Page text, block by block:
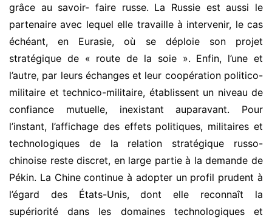
grâce au savoir- faire russe. La Russie est aussi le
partenaire avec lequel elle travaille à intervenir, le cas
échéant, en Eurasie, où se déploie son projet
stratégique de « route de la soie ». Enfin, l’une et
l’autre, par leurs échanges et leur coopération politico-
militaire et technico-militaire, établissent un niveau de
confiance mutuelle, inexistant auparavant. Pour
l’instant, l’affichage des effets politiques, militaires et
technologiques de la relation stratégique russo-
chinoise reste discret, en large partie à la demande de
Pékin. La Chine continue à adopter un profil prudent à
l’égard des États-Unis, dont elle reconnaît la
supériorité dans les domaines technologiques et